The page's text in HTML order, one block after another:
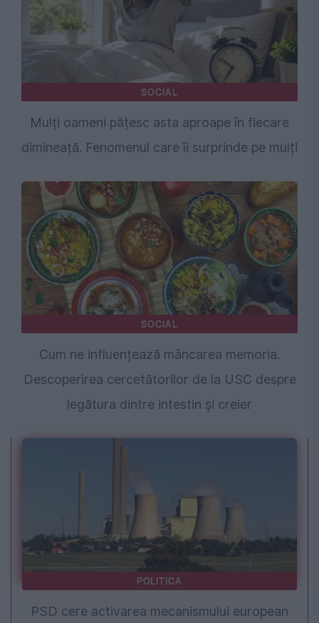
SOCIAL
Mulți oameni pățesc asta aproape în fiecare
dimineață. Fenomenul care îi surprinde pe mulți
SOCIAL
Cum ne influențează mâncarea memoria.
Descoperirea cercetătorilor de la USC despre
legătura dintre intestin și creier
POLITICA
PSD cere activarea mecanismului european